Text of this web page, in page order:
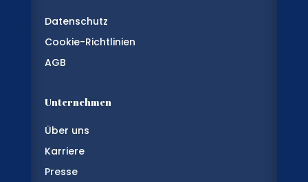
Datenschutz
Cookie-Richtlinien
AGB
Unternehmen
Über uns
Karriere
Presse